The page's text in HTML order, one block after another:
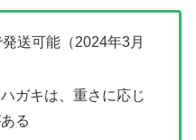
送可能（2024年3月
ガキは、重さに応じ
る